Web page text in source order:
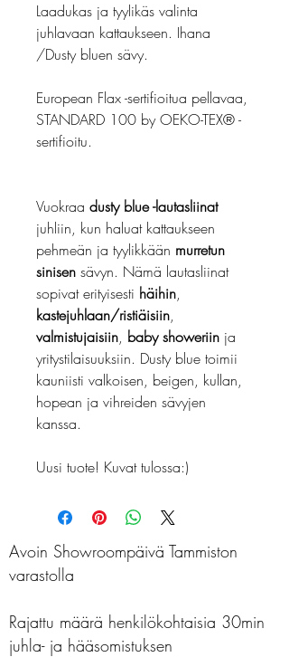
Laadukas ja tyylikäs valinta
juhlavaan kattaukseen. Ihana
/Dusty bluen sävy.
European Flax -sertifioitua pellavaa,
STANDARD 100 by OEKO-TEX® -
sertifioitu.
Vuokraa dusty blue -lautasliinat
juhliin, kun haluat kattaukseen
pehmeän ja tyylikkään murretun
sinisen sävyn. Nämä lautasliinat
sopivat erityisesti häihin,
kastejuhlaan/ristiäisiin,
valmistujaisiin, baby showeriin ja
yritystilaisuuksiin. Dusty blue toimii
kauniisti valkoisen, beigen, kullan,
hopean ja vihreiden sävyjen
kanssa.
Uusi tuote! Kuvat tulossa:)
Avoin Showroompäivä Tammiston
varastolla
Rajattu määrä henkilökohtaisia 30min
juhla- ja hääsomistuksen